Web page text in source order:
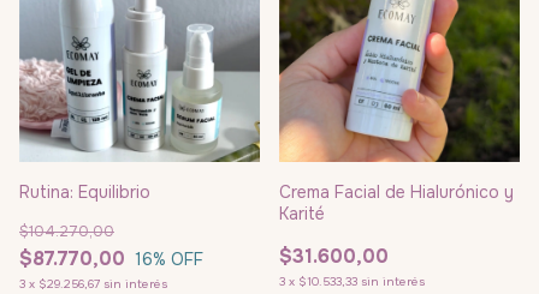
Rutina: Equilibrio
$87.770,00
$104.270,00
16% OFF
3 x $29.256,67 sin interés
Crema Facial de Hialurónico y
Karité
$31.600,00
3 x $10.533,33 sin interés